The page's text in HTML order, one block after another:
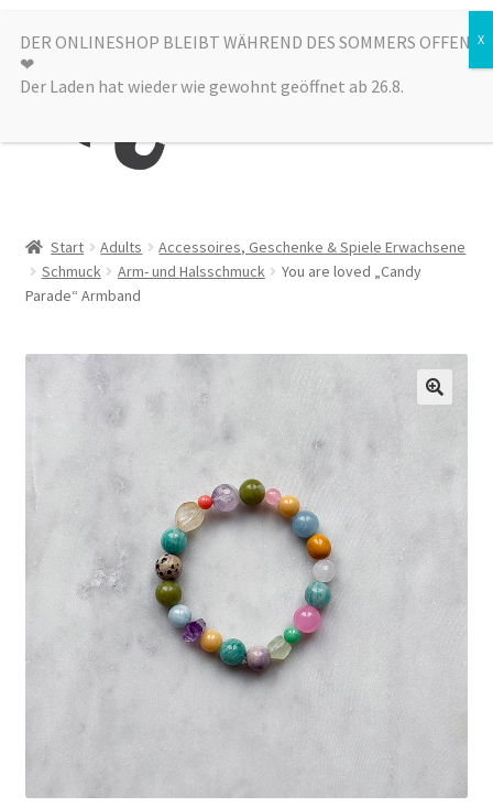
Zur
Navigation
springen
Zum
Inhalt
springen
Menü
Alle Produkte
Laden
Start Adults
Accessoires, Geschenke & Spiele Erwachsene
Schmuck
Arm- und Halsschmuck
You are loved „Candy
Parade“ Armband
DER ONLINESHOP BLEIBT WÄHREND DES SOMMERS OFFEN
❤︎
Der Laden hat wieder wie gewohnt geöffnet ab 26.8.